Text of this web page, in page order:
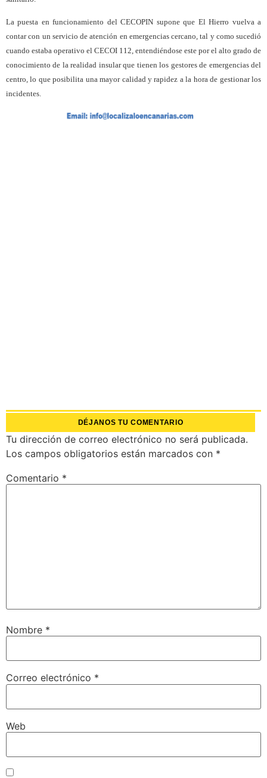
La puesta en funcionamiento del CECOPIN supone que El Hierro vuelva a
contar con un servicio de atención en emergencias cercano, tal y como sucedió
cuando estaba operativo el CECOI 112, entendiéndose este por el alto grado de
conocimiento de la realidad insular que tienen los gestores de emergencias del
centro, lo que posibilita una mayor calidad y rapidez a la hora de gestionar los
incidentes.
DÉJANOS TU COMENTARIO
Tu dirección de correo electrónico no será publicada.
Los campos obligatorios están marcados con *
Comentario *
Nombre *
Correo electrónico *
Web